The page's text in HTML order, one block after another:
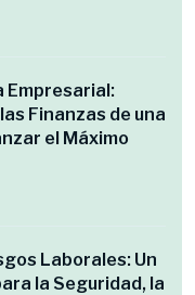
Empresarial:
Finanzas de una
el Máximo
Laborales: Un
la Seguridad, la